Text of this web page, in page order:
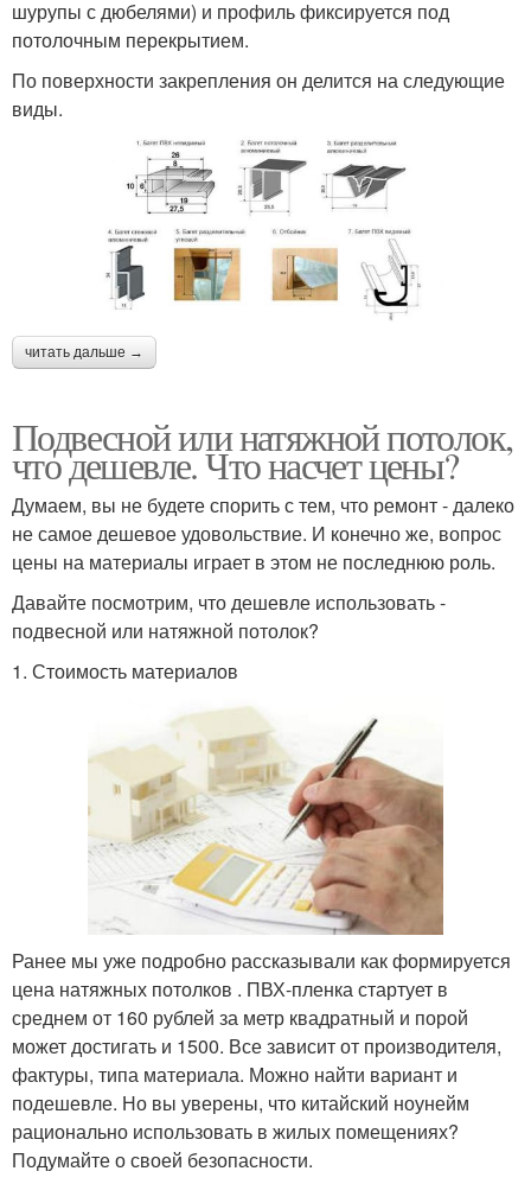
шурупы с дюбелями) и профиль фиксируется под
потолочным перекрытием.
По поверхности закрепления он делится на следующие
виды.
читать дальше →
Подвесной или натяжной потолок,
что дешевле. Что насчет цены?
Думаем, вы не будете спорить с тем, что ремонт - далеко
не самое дешевое удовольствие. И конечно же, вопрос
цены на материалы играет в этом не последнюю роль.
Давайте посмотрим, что дешевле использовать -
подвесной или натяжной потолок?
1. Стоимость материалов
Ранее мы уже подробно рассказывали как формируется
цена натяжных потолков . ПВХ-пленка стартует в
среднем от 160 рублей за метр квадратный и порой
может достигать и 1500. Все зависит от производителя,
фактуры, типа материала. Можно найти вариант и
подешевле. Но вы уверены, что китайский ноунейм
рационально использовать в жилых помещениях?
Подумайте о своей безопасности.